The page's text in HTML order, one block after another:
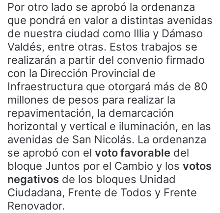
Por otro lado se aprobó la ordenanza
que pondrá en valor a distintas avenidas
de nuestra ciudad como Illia y Dámaso
Valdés, entre otras. Estos trabajos se
realizarán a partir del convenio firmado
con la Dirección Provincial de
Infraestructura que otorgará más de 80
millones de pesos para realizar la
repavimentación, la demarcación
horizontal y vertical e iluminación, en las
avenidas de San Nicolás. La ordenanza
se aprobó con el voto favorable del
bloque Juntos por el Cambio y los votos
negativos de los bloques Unidad
Ciudadana, Frente de Todos y Frente
Renovador.